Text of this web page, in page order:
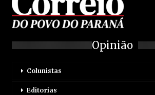
Opinião
Colunistas
Editorias